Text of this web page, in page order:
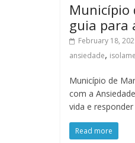
Município
guia para
February 18,
ansiedade,
Município de
com a
vida e
Read more